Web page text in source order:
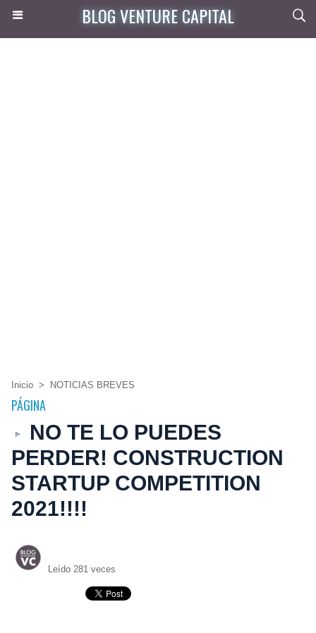
BLOG VENTURE CAPITAL
Inicio > NOTICIAS BREVES
PÁGINA
NO TE LO PUEDES
PERDER! CONSTRUCTION
STARTUP COMPETITION
2021!!!!
Leído 281 veces